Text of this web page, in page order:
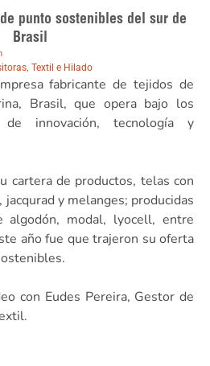
punto sostenibles del sur de
Brasil
, Textil e Hilado
fabricante de tejidos de
Brasil, que opera bajo los
de innovación, tecnología y
cartera de productos, telas con
y melanges; producidas
modal, lyocell, entre
año fue que trajeron su oferta
con Eudes Pereira, Gestor de